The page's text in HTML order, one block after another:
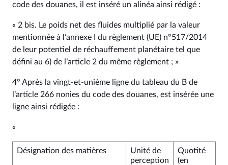
code des douanes, il est inséré un alinéa ainsi rédigé :
« 2 bis. Le poids net des fluides multiplié par la valeur
mentionnée à l’annexe I du règlement (UE) n°517/2014
de leur potentiel de réchauffement planétaire tel que
défini au 6) de l’article 2 du même règlement ; »
4° Après la vingt-et-unième ligne du tableau du B de
l’article 266 nonies du code des douanes, est insérée une
ligne ainsi rédigée :
«
Désignation des matières
Unité de
perception
Quotité
(en